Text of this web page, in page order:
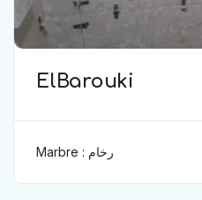
ElBarouki
Marbre : رخام